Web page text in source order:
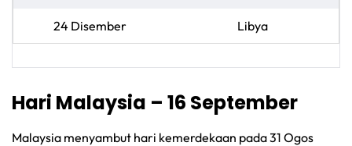
24 Disember Libya
Hari Malaysia – 16 September
Malaysia menyambut hari kemerdekaan pada 31 Ogos